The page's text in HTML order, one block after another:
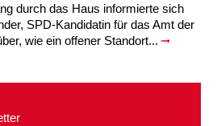
durch das Haus informierte sich
SPD-Kandidatin für das Amt der
wie ein offener Standort...